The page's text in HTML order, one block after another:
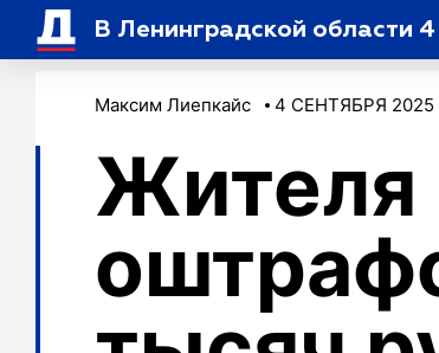
В Ленинградской области
Максим Лиепкайс 4 СЕНТЯБРЯ 2025
Жителя